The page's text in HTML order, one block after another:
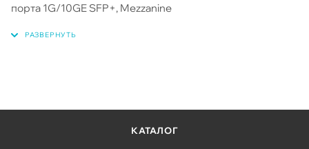
порта 1G/10GE SFP+, Mezzanine
КАТАЛОГ